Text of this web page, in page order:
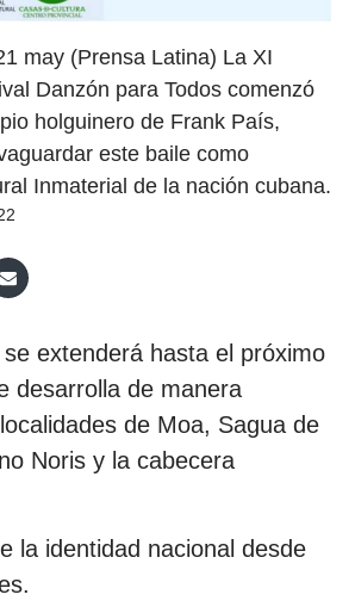
may (Prensa Latina) La XI
Danzón para Todos comenzó
holguinero de Frank País,
este baile como
Inmaterial de la nación cubana.
extenderá hasta el próximo
desarrolla de manera
de Moa, Sagua de
Noris y la cabecera
la identidad nacional desde